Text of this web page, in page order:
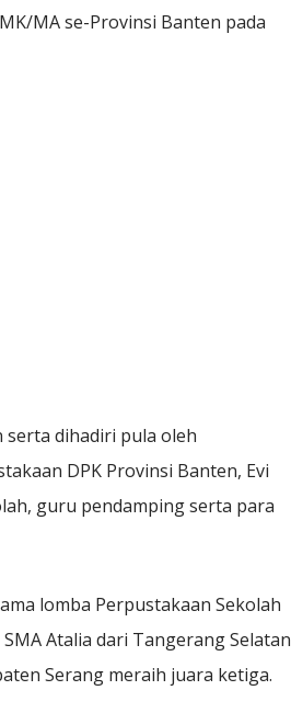
MA se-Provinsi Banten pada
serta dihadiri pula oleh
DPK Provinsi Banten, Evi
guru pendamping serta para
lomba Perpustakaan Sekolah
Atalia dari Tangerang Selatan
Serang meraih juara ketiga.